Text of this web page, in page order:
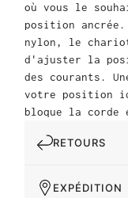
où vous le
position ancrée.
nylon, le chariot
d'ajuster la
des courants.
votre position
bloque la corde
RETOURS
EXPÉDITION